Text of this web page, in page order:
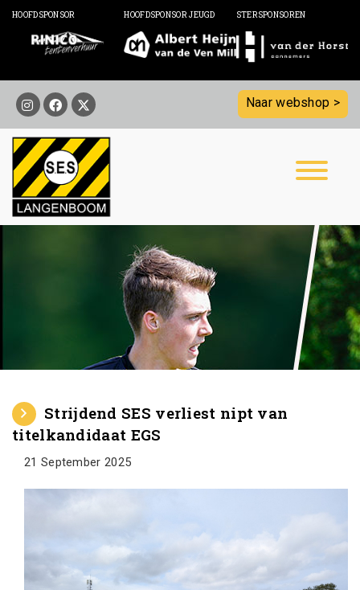
HOOFDSPONSOR HOOFDSPONSOR JEUGD STERSPONSOREN
Naar webshop >
Strijdend SES verliest nipt van
titelkandidaat EGS
21 September 2025